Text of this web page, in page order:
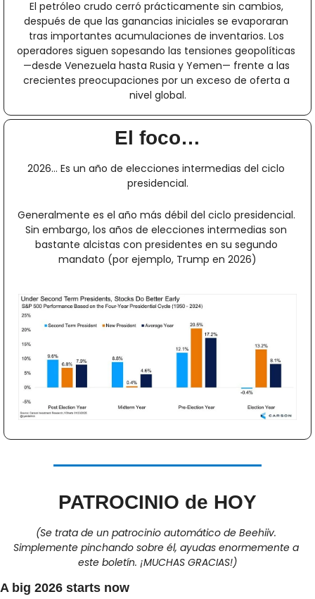
El petróleo crudo cerró prácticamente sin cambios,
después de que las ganancias iniciales se evaporaran
tras importantes acumulaciones de inventarios. Los
operadores siguen sopesando las tensiones geopolíticas
—desde Venezuela hasta Rusia y Yemen— frente a las
crecientes preocupaciones por un exceso de oferta a
nivel global.
El foco…
2026… Es un año de elecciones intermedias del ciclo
presidencial.
Generalmente es el año más débil del ciclo presidencial.
Sin embargo, los años de elecciones intermedias son
bastante alcistas con presidentes en su segundo
mandato (por ejemplo, Trump en 2026)
PATROCINIO de HOY
(Se trata de un patrocinio automático de Beehiiv.
Simplemente pinchando sobre él, ayudas enormemente a
este boletín. ¡MUCHAS GRACIAS!)
A big 2026 starts now